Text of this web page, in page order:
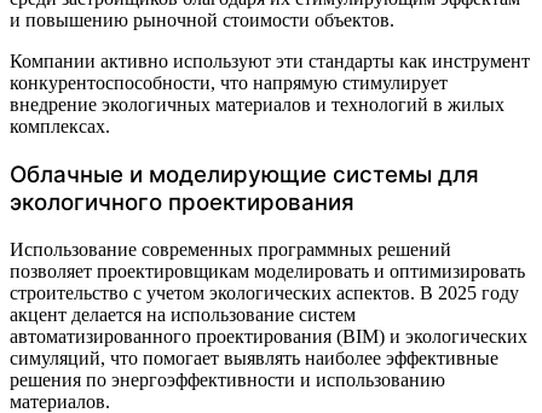
и повышению рыночной стоимости объектов.
Компании активно используют эти стандарты как инструмент
конкурентоспособности, что напрямую стимулирует
внедрение экологичных материалов и технологий в жилых
комплексах.
Облачные и моделирующие системы для
экологичного проектирования
Использование современных программных решений
позволяет проектировщикам моделировать и оптимизировать
строительство с учетом экологических аспектов. В 2025 году
акцент делается на использование систем
автоматизированного проектирования (BIM) и экологических
симуляций, что помогает выявлять наиболее эффективные
решения по энергоэффективности и использованию
материалов.